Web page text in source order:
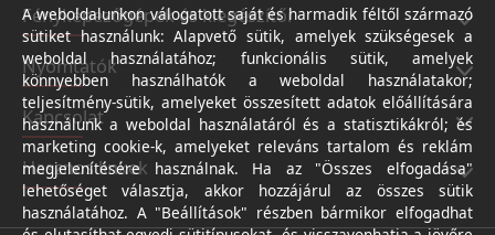
Fényképezőgépek és kiegészítői
Nyomtatók
Kapcsolat
Hasznos linkek
A weboldalunkon válogatott saját és harmadik féltől származó
sütiket használunk: Alapvető sütik, amelyek szükségesek a
weboldal használatához; funkcionális sütik, amelyek
könnyebben használhatók a weboldal használatakor;
teljesítmény-sütik, amelyeket összesített adatok előállítására
használunk a weboldal használatáról és a statisztikákról; és
marketing cookie-k, amelyeket releváns tartalom és reklám
megjelenítésére használnak. Ha az "Összes elfogadása"
lehetőséget választja, akkor hozzájárul az összes sütik
használatához. A "Beállítások" részben bármikor elfogadhat